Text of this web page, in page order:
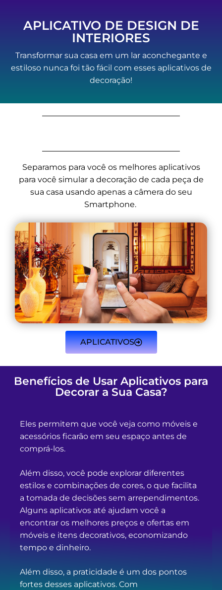
APLICATIVO DE DESIGN DE
INTERIORES
Transformar sua casa em um lar aconchegante e
estiloso nunca foi tão fácil com esses aplicativos de
decoração!
Separamos para você os melhores aplicativos
para você simular a decoração de cada peça de
sua casa usando apenas a câmera do seu
Smartphone.
APLICATIVOS
Benefícios de Usar Aplicativos para
Decorar a Sua Casa?
Eles permitem que você veja como móveis e
acessórios ficarão em seu espaço antes de
comprá-los.
Além disso, você pode explorar diferentes
estilos e combinações de cores, o que facilita
a tomada de decisões sem arrependimentos.
Alguns aplicativos até ajudam você a
encontrar os melhores preços e ofertas em
móveis e itens decorativos, economizando
tempo e dinheiro.
Além disso, a praticidade é um dos pontos
fortes desses aplicativos. Com